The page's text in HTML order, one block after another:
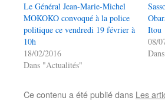
Le Général Jean-Marie-Michel
MOKOKO convoqué à la police
politique ce vendredi 19 février à
10h
18/02/2016
Dans "Actualités"
Itou
08/
Ce contenu a été publié dans Les